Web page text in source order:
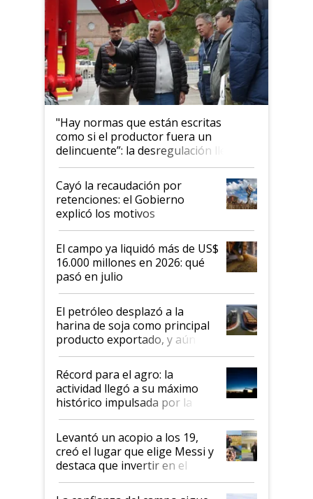
"Hay normas que están escritas
como si el productor fuera un
delincuente”: la desregulación llegó
al Congreso Aapresid y hasta se
habló del financiamiento al IPCVA
Cayó la recaudación por
retenciones: el Gobierno
explicó los motivos
El campo ya liquidó más de US$
16.000 millones en 2026: qué
pasó en julio
El petróleo desplazó a la
harina de soja como principal
producto exportado, y aún así
el agro aportó casi seis de cada
diez dólares y sostuvo el
liderazgo en un semestre
récord
Récord para el agro: la
actividad llegó a su máximo
histórico impulsada por la
cosecha y las exportaciones
Levantó un acopio a los 19,
creó el lugar que elige Messi y
destaca que invertir en el
kirchnerismo era como "darle
plata a un hijo para droga":